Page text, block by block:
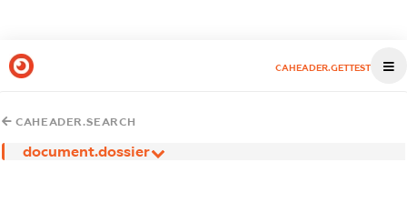
CAHEADER.GETTEST
CAHEADER.SEARCH
document.dossier